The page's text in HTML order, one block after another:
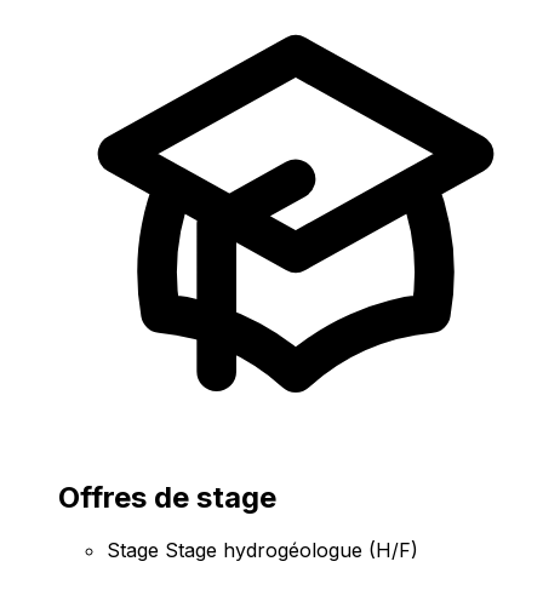
Offres de stage
Stage Stage hydrogéologue (H/F)